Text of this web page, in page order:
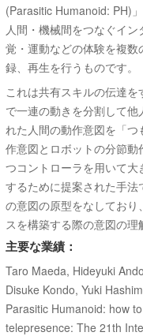
(Parasitic Humanoid: PH)
人間・機械間をつなぐイ
覚・運動などの体験を複
録、再生を行うものです。
これは共有スキルの伝達
で一連の動きを分割して
れた人間の動作意図を「
作意図とロボットの分節
つコントローラを用いて
するために提案された手
の意図の原型をなしてお
スを構築する際の意図の理
主要な業績：
Taro Maeda, Hideyuki
Disuke Kondo, Yuki
Parasitic Humanoid: how
telepresence: The 21th